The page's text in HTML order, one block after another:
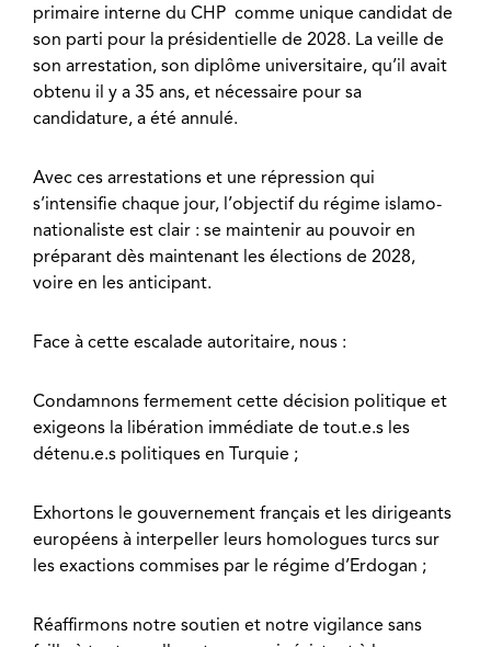
primaire interne du CHP comme unique candidat de
son parti pour la présidentielle de 2028. La veille de
son arrestation, son diplôme universitaire, qu’il avait
obtenu il y a 35 ans, et nécessaire pour sa
candidature, a été annulé.
Avec ces arrestations et une répression qui
s’intensifie chaque jour, l’objectif du régime islamo-
nationaliste est clair : se maintenir au pouvoir en
préparant dès maintenant les élections de 2028,
voire en les anticipant.
Face à cette escalade autoritaire, nous :
Condamnons fermement cette décision politique et
exigeons la libération immédiate de tout.e.s les
détenu.e.s politiques en Turquie ;
Exhortons le gouvernement français et les dirigeants
européens à interpeller leurs homologues turcs sur
les exactions commises par le régime d’Erdogan ;
Réaffirmons notre soutien et notre vigilance sans